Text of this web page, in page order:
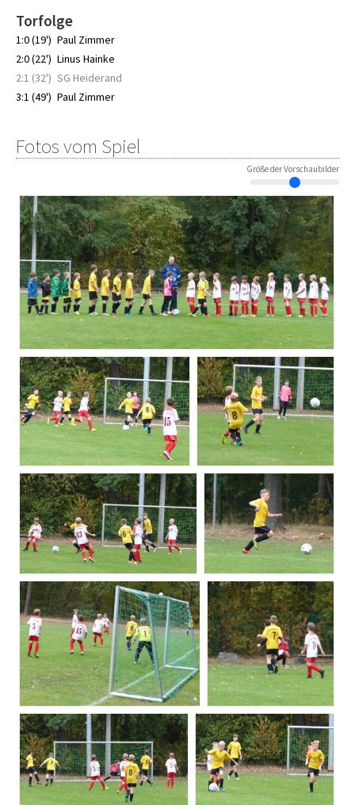
Torfolge
1:0 (19') Paul Zimmer
2:0 (22') Linus Hainke
2:1 (32') SG Heiderand
3:1 (49') Paul Zimmer
Fotos vom Spiel
Größe der Vorschaubilder